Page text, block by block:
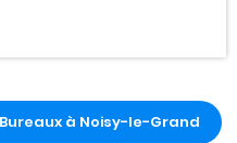
à Noisy-le-Grand